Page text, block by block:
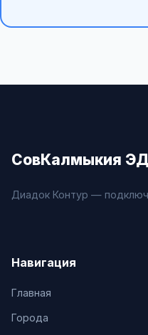
СовКалмыкия
Диадок Контур —
Навигация
Главная
Города